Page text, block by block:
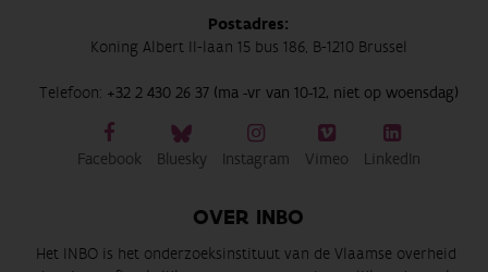
Postadres:
Koning Albert II-laan 15 bus 186, B-1210 Brussel
Telefoon: +32 2 430 26 37 (ma -vr van 10-12, niet op woensdag)
Facebook Bluesky Instagram Vimeo LinkedIn
OVER INBO
Het INBO is het onderzoeksinstituut van de Vlaamse overheid